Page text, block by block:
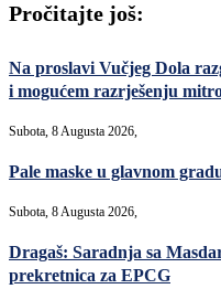
Pročitajte još:
Na proslavi Vučjeg Dola
i mogućem razrješenju
Subota, 8 Augusta 2026,
Pale maske u glavnom
Subota, 8 Augusta 2026,
Dragaš: Saradnja sa
prekretnica za EPCG